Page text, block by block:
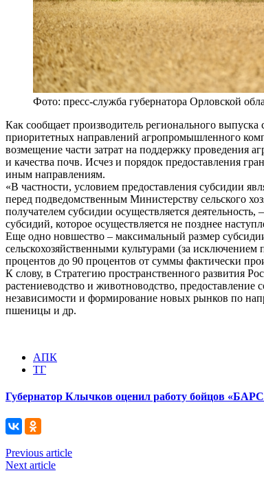
Фото: пресс-служба губернатора Орловской
Как сообщает производитель регионального
приоритетных направлений агропромышленного
возмещение части затрат на поддержку проведения
и качества почв. Исчез и порядок предоставления
иным направлениям.
«В частности, условием предоставления субсидии
перед подведомственным Министерству сельского
получателем субсидии осуществляется
субсидий, которое осуществляется не позднее
Еще одно новшество – максимальный размер
сельскохозяйственными культурами (за
процентов до 90 процентов от суммы фактически
К слову, в Стратегию пространственного развития
растениеводство и животноводство, предоставление
независимости и формирование новых рынков по
пшеницы и др.
АПК
ТГ
Губернатор Клычков оценил работу бойцов
Previous article
Next article